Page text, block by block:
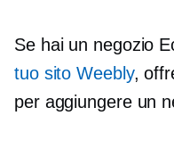
Se hai un negozio
tuo sito Weebly,
per aggiungere un